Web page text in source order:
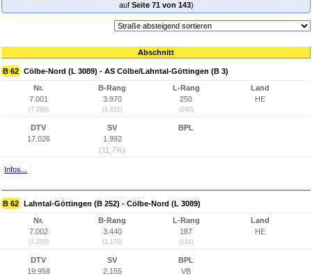
auf Seite 71 von 143)
Abschnitt
B 62 Cölbe-Nord (L 3089) - AS Cölbe/Lahntal-Göttingen (B 3)
Nr.
7.001
(7.286)
B-Rang
3.970
(1.651)
L-Rang
250
(240)
Land
HE
DTV
17.026
SV
1.992
(11,7%)
BPL
Infos...
B 62 Lahntal-Göttingen (B 252) - Cölbe-Nord (L 3089)
Nr.
7.002
(7.285)
B-Rang
3.440
(1.170)
L-Rang
187
(181)
Land
HE
DTV
19.958
SV
2.155
BPL
VB